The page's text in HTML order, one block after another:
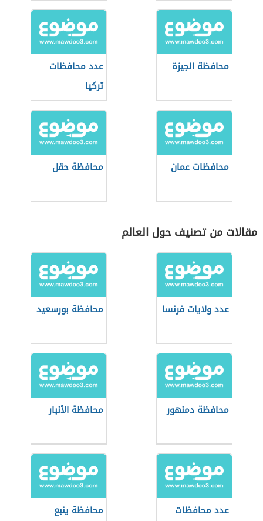
محافظة الجيزة
عدد محافظات
تركيا
محافظات عمان محافظة حقل
مقالات من تصنيف حول العالم
عدد ولايات فرنسا محافظة بورسعيد
محافظة دمنهور محافظة الأنبار
عدد محافظات
محافظة ينبع